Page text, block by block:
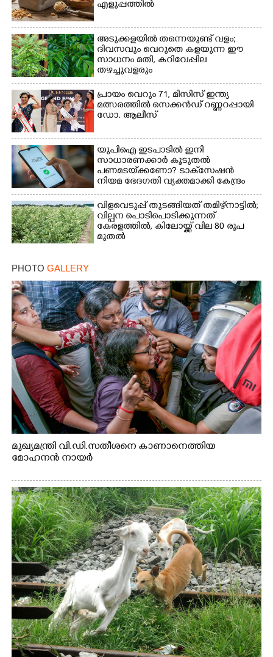
എളുപ്പത്തിൽ
അടുക്കളയിൽ തന്നെയുണ്ട് വളം;
ദിവസവും വെറുതെ കളയുന്ന ഈ
സാധനം മതി, കറിവേപ്പില
തഴച്ചുവളരും
പ്രായം വെറും 71, മിസിസ് ഇന്ത്യ
മത്സരത്തിൽ സെക്കൻഡ് റണ്ണറപ്പായി
ഡോ. ആലീസ്
യുപിഐ ഇടപാടിൽ ഇനി
സാധാരണക്കാർ കൂടുതൽ
പണമടയ്‌ക്കണോ?​ ടാക്‌സേഷൻ
നിയമ ഭേദഗതി വ്യക്തമാക്കി കേന്ദ്രം
വിളവെടുപ്പ് തുടങ്ങിയത് തമിഴ്നാട്ടിൽ;
വില്പന പൊടിപൊടിക്കുന്നത്
കേരളത്തിൽ, കിലോയ്ക്ക് വില 80 രൂപ
മുതൽ
PHOTO GALLERY
മുഖ്യമന്ത്രി വി.ഡി.സതീശനെ കാണാനെത്തിയ
മോഹനൻ നായർ
×
Share this link
Copy Link